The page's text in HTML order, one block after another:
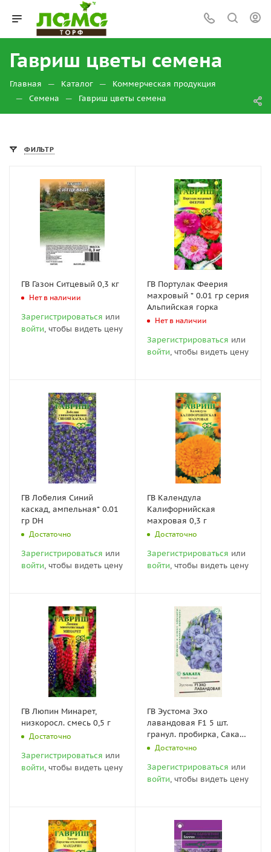
Гавриш цветы семена
Главная — Каталог — Коммерческая продукция
— Семена — Гавриш цветы семена
ФИЛЬТР
ГВ Газон Ситцевый 0,3 кг
Нет в наличии
Зарегистрироваться или
войти, чтобы видеть цену
ГВ Портулак Феерия
махровый * 0.01 гр серия
Альпийская горка
Нет в наличии
Зарегистрироваться или
войти, чтобы видеть цену
ГВ Лобелия Синий
каскад, ампельная* 0.01
гр DH
Достаточно
Зарегистрироваться или
войти, чтобы видеть цену
ГВ Календула
Калифорнийская
махровая 0,3 г
Достаточно
Зарегистрироваться или
войти, чтобы видеть цену
ГВ Люпин Минарет,
низкоросл. смесь 0,5 г
Достаточно
Зарегистрироваться или
войти, чтобы видеть цену
ГВ Эустома Эхо
лавандовая F1 5 шт.
гранул. пробирка, Саката
серия Эксклюзив
Достаточно
Зарегистрироваться или
войти, чтобы видеть цену